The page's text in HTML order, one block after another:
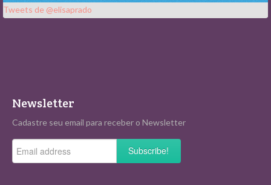
Tweets de @elisaprado
Newsletter
Cadastre seu email para receber o Newsletter
Subscribe!